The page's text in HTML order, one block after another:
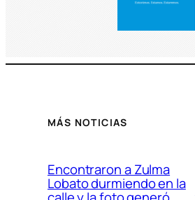
MÁS NOTICIAS
Encontraron a Zulma
Lobato durmiendo en la